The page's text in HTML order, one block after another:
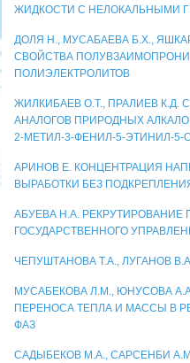
ЖИДКОСТИ С НЕЛОКАЛЬНЫМИ
ДОЛЯ Н., МУСАБАЕВА Б.Х.,
СВОЙСТВА
ПОЛИЭЛЕКТРОЛИТОВ
ЖИЛКИБАЕВ О.Т., ПРАЛИЕВ К.Д.
АНАЛОГОВ ПРИРОДНЫХ
2-МЕТИЛ-3-ФЕНИЛ-5-ЭТИНИЛ-5-
АРИНОВ Е. КОНЦЕНТРАЦИЯ
ВЫРАБОТКИ БЕЗ
АБУЕВА Н.А.
ГОСУДАРСТВЕННОГО
ЧЕПУШТАНОВА Т.А., ЛУГАНОВ
МУСАБЕКОВА Л.М., ЮНУСОВА
ПЕРЕНОСА ТЕПЛА И МАССЫ В
ФАЗ
САДЫБЕКОВ М.А., САРСЕНБИ